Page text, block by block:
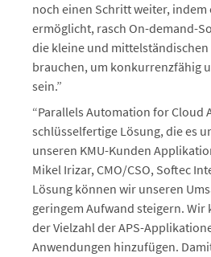
noch einen Schritt weiter, indem
ermöglicht, rasch On-demand-
die kleine und
brauchen, um konkurrenzfähig
sein.”
“Parallels Automation for Cloud
schlüsselfertige Lösung, die es
unseren KMU-Kunden
Mikel Irizar, CMO/CSO, Softec
Lösung können wir unseren
geringem Aufwand steigern. Wir
der Vielzahl der APS-
Anwendungen hinzufügen.